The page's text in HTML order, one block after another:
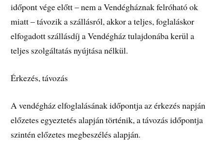
időpont vége előtt – nem a Vendégháznak felróható ok
miatt – távozik a szállásról, akkor a teljes, foglaláskor
elfogadott szállásdíj a Vendégház tulajdonába kerül a
teljes szolgáltatás nyújtása nélkül.
Érkezés, távozás
A vendégház elfoglalásának időpontja az érkezés napján
előzetes egyeztetés alapján történik, a távozás időpontja
szintén előzetes megbeszélés alapján.